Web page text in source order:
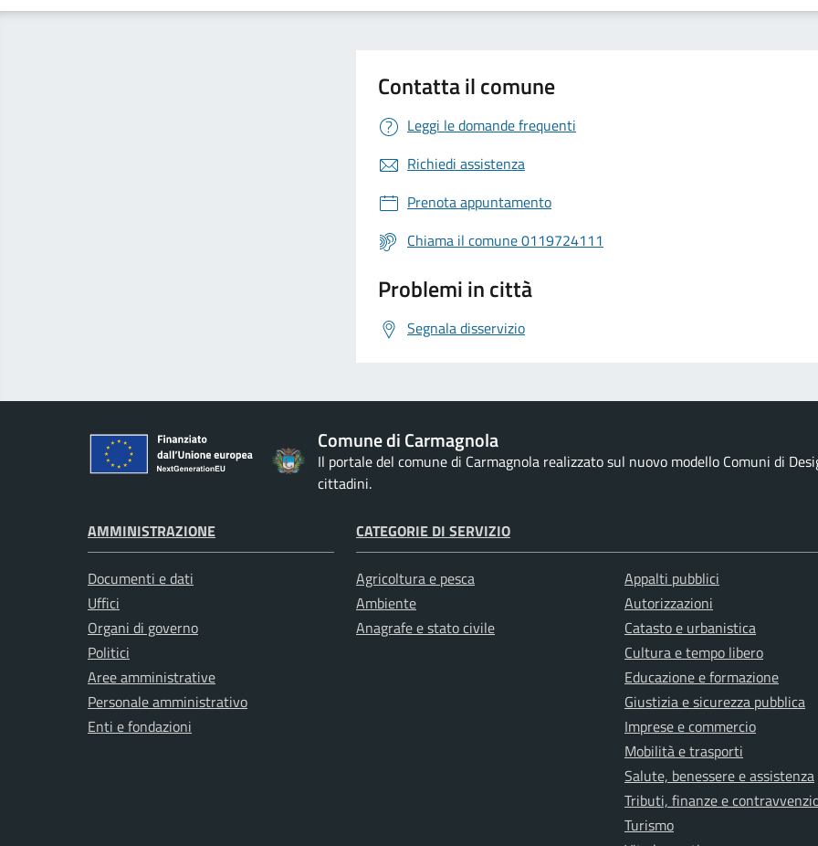
Contatta il comune
Leggi le domande frequenti
Richiedi assistenza
Prenota appuntamento
Chiama il comune 0119724111
Problemi in città
Segnala disservizio
Comune di Carmagnola
Il portale del comune di Carmagnola realizzato sul nuovo modello Comuni di
cittadini.
AMMINISTRAZIONE
Documenti e dati
Uffici
Organi di governo
Politici
Aree amministrative
Personale amministrativo
Enti e fondazioni
CATEGORIE DI SERVIZIO
Agricoltura e pesca
Ambiente
Anagrafe e stato civile
Appalti pubblici
Autorizzazioni
Catasto e urbanistica
Cultura e tempo libero
Educazione e formazione
Giustizia e sicurezza pubblica
Imprese e commercio
Mobilità e trasporti
Salute, benessere e assistenza
Tributi, finanze e
Turismo